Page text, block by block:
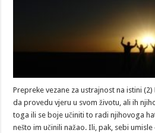
Prepreke vezane za ustrajnost na istini
da provedu vjeru u svom životu, ali ih
toga ili se boje učiniti to radi njihovoga
nešto im učinili nažao. Ili, pak, sebi umisle